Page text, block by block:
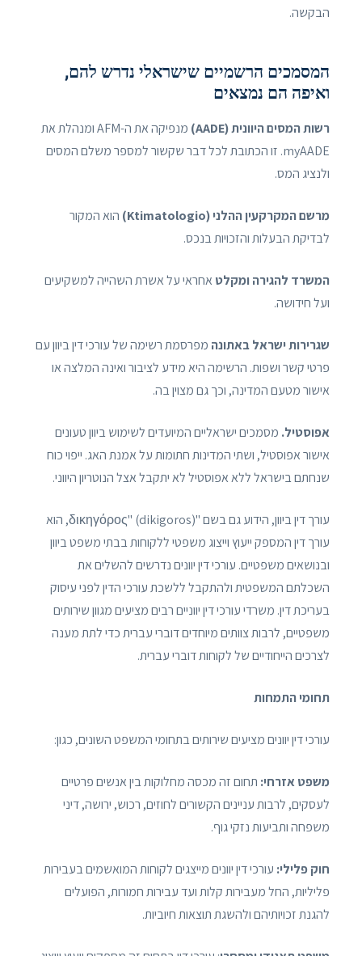
הבקשה.
המסמכים הרשמיים שישראלי נדרש להם,
ואיפה הם נמצאים
רשות המסים היוונית (AADE)
מנפיקה את ה-AFM ומנהלת את
myAADE. זו הכתובת לכל דבר שקשור למספר משלם המסים
ולנציג המס.
מרשם המקרקעין ההלני (Ktimatologio)
הוא המקור
לבדיקת הבעלות והזכויות בנכס.
המשרד להגירה ומקלט אחראי על אשרת השהייה למשקיעים
ועל חידושה.
שגרירות ישראל באתונה מפרסמת רשימה של עורכי דין ביוון עם
פרטי קשר ושפות. הרשימה היא מידע לציבור ואינה המלצה או
אישור מטעם המדינה, וכך גם מצוין בה.
אפוסטיל. מסמכים ישראליים המיועדים לשימוש ביוון טעונים
אישור אפוסטיל, ושתי המדינות חתומות על אמנת האג. ייפוי כוח
שנחתם בישראל ללא אפוסטיל לא יתקבל אצל הנוטריון היווני.
עורך דין ביוון, הידוע גם בשם "δικηγόρος" (dikigoros), הוא
עורך דין המספק ייעוץ וייצוג משפטי ללקוחות בבתי משפט ביוון
ובנושאים משפטיים. עורכי דין יוונים נדרשים להשלים את
השכלתם המשפטית ולהתקבל ללשכת עורכי הדין לפני עיסוק
בעריכת דין. משרדי עורכי דין יווניים רבים מציעים מגוון שירותים
משפטיים, לרבות צוותים מיוחדים דוברי עברית כדי לתת מענה
לצרכים הייחודיים של לקוחות דוברי עברית.
תחומי התמחות
עורכי דין יוונים מציעים שירותים בתחומי המשפט השונים, כגון:
משפט אזרחי: תחום זה מכסה מחלוקות בין אנשים פרטיים
לעסקים, לרבות עניינים הקשורים לחוזים, רכוש, ירושה, דיני
משפחה ותביעות נזקי גוף.
חוק פלילי: עורכי דין יוונים מייצגים לקוחות המואשמים בעבירות
פליליות, החל מעבירות קלות ועד עבירות חמורות, הפועלים
להגנת זכויותיהם ולהשגת תוצאות חיוביות.